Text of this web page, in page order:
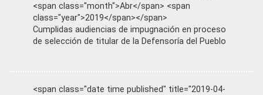
<span class="month">Abr</span> <span
class="year">2019</span></span>
Cumplidas audiencias de impugnación en proceso
de selección de titular de la Defensoría del Pueblo
<span class="date time published" title="2019-04-